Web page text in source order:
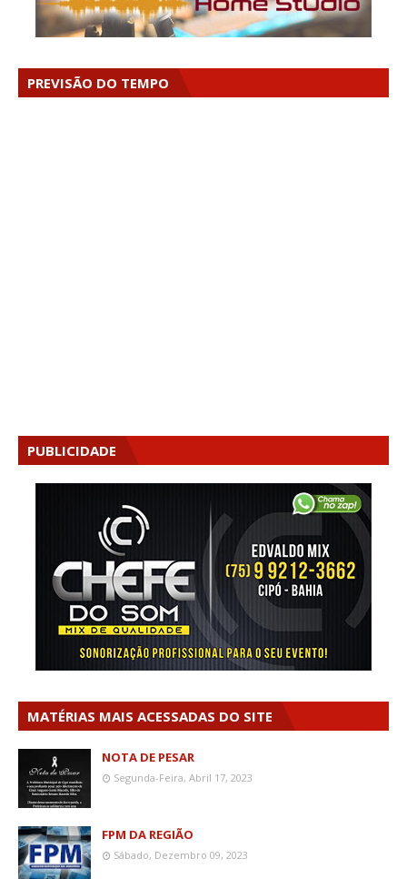
PREVISÃO DO TEMPO
PUBLICIDADE
MATÉRIAS MAIS ACESSADAS DO SITE
NOTA DE PESAR
Segunda-Feira, Abril 17, 2023
FPM DA REGIÃO
Sábado, Dezembro 09, 2023